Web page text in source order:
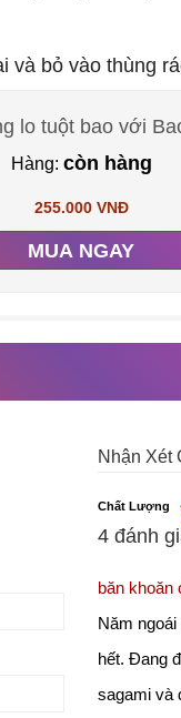
và bỏ vào thùng
lo tuột bao với
Hàng: còn hàng
255.000 VNĐ
MUA NGAY
Nhận Xét
Chất Lượng
4 đánh
băn khoăn
Năm
hết. Đang
sagami và